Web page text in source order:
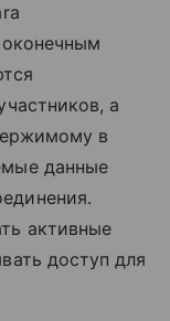
а
в
данные
активные
доступ для